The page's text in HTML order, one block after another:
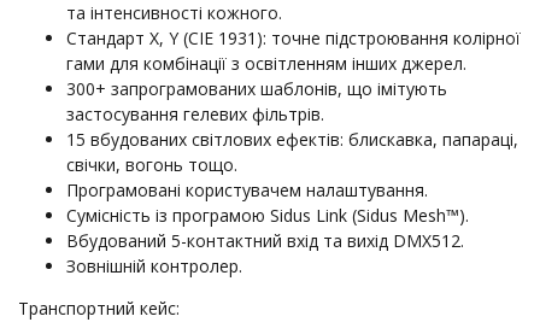
та інтенсивності кожного.
Стандарт X, Y (CIE 1931): точне підстроювання колірної
гами для комбінації з освітленням інших джерел.
300+ запрограмованих шаблонів, що імітують
застосування гелевих фільтрів.
15 вбудованих світлових ефектів: блискавка, папараці,
свічки, вогонь тощо.
Програмовані користувачем налаштування.
Сумісність із програмою Sidus Link (Sidus Mesh™).
Вбудований 5-контактний вхід та вихід DMX512.
Зовнішній контролер.
Транспортний кейс: